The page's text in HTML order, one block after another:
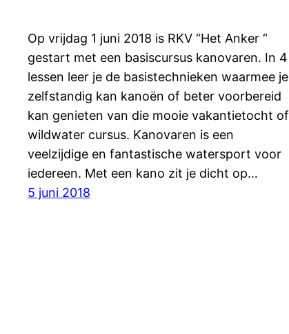
Op vrijdag 1 juni 2018 is RKV “Het Anker “
gestart met een basiscursus kanovaren. In 4
lessen leer je de basistechnieken waarmee je
zelfstandig kan kanoën of beter voorbereid
kan genieten van die mooie vakantietocht of
wildwater cursus. Kanovaren is een
veelzijdige en fantastische watersport voor
iedereen. Met een kano zit je dicht op…
5 juni 2018